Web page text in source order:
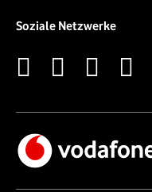
Soziale Netzwerke